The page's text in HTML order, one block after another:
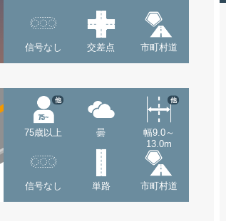
信号なし 交差点 市町村道
75歳以上
他
曇
幅9.0～
13.0m
他
信号なし 単路 市町村道